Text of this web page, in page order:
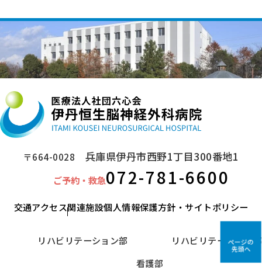
ページの
先頭へ
〒664-0028 兵庫県伊丹市西野1丁目300番地1
ご予約・救急072-781-6600
交通アクセス関連施設個人情報保護方針・サイトポリシー
リハビリテーション部
リハビリテーション部
看護部